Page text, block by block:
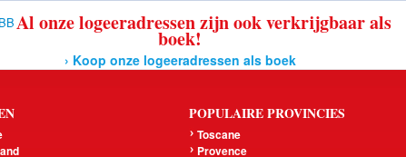
Al onze logeeradressen zijn ook verkrijgbaar als
boek!
› Koop onze logeeradressen als boek
POPULAIRE PROVINCIES
Toscane
Provence